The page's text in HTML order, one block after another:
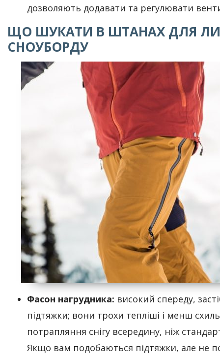
дозволяють додавати та регулювати
ЩО ШУКАТИ В ШТАНАХ ДЛЯ
СНОУБОРДУ
Фасон нагрудника: високий спереду,
підтяжки; вони трохи тепліші і менш
потрапляння снігу всередину, ніж
Якщо вам подобаються підтяжки, але не